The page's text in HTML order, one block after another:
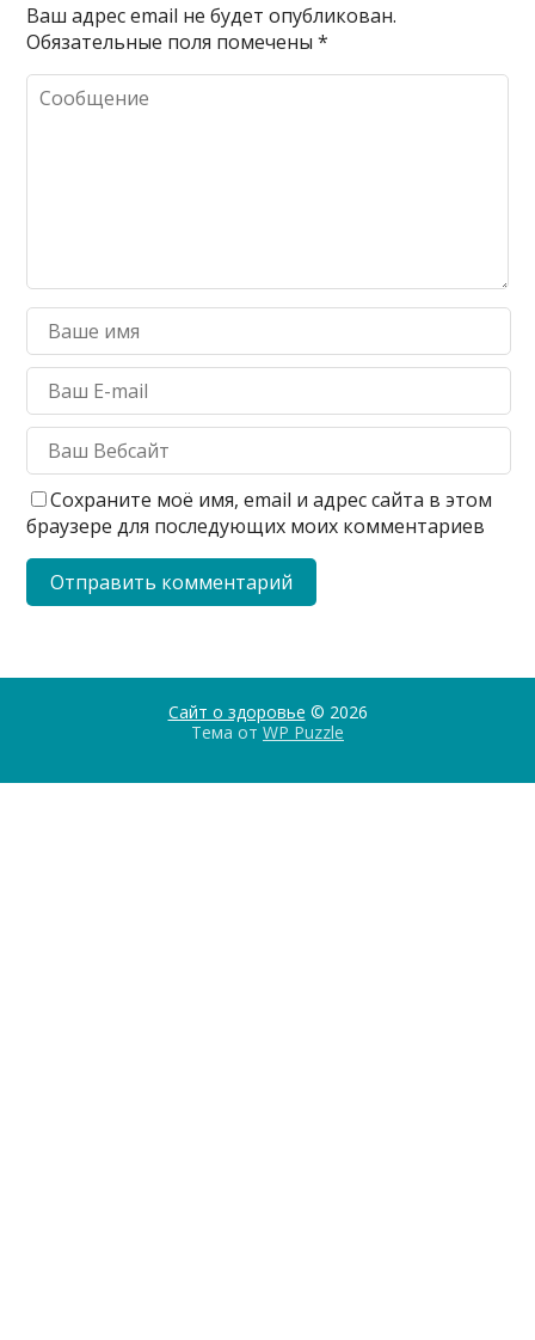
Ваш адрес email не будет опубликован.
Обязательные поля помечены*
Сохраните моё имя, email и адрес сайта в этом
браузере для последующих моих комментариев
Сайт о здоровье © 2026
Тема от WP Puzzle